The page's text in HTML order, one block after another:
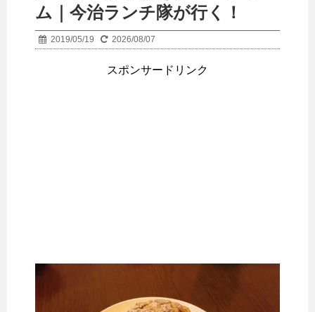
ム｜今治ランチ隊が行く！
2019/05/19 2026/08/07
スポンサードリンク